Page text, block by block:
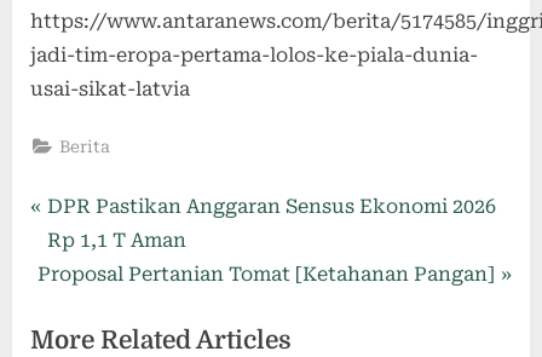
https://www.antaranews.com/berita/5174585/
jadi-tim-eropa-pertama-lolos-ke-piala-dunia-
usai-sikat-latvia
Berita
DPR Pastikan Anggaran Sensus Ekonomi 2026
Rp 1,1 T Aman
Proposal Pertanian Tomat [Ketahanan Pangan]
More Related Articles